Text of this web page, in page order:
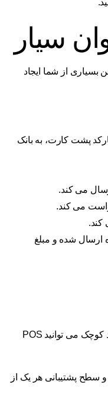
سیار
بسیاری از شما ایجاد
پشت کارت، به بانک
می کند.
می کند.
ارسال شده و مبلغ
، شما به عنوان صاحب یک کسب وکار هر چند کوچک می توانید POS
و سطح پشتیبانی هر یک از